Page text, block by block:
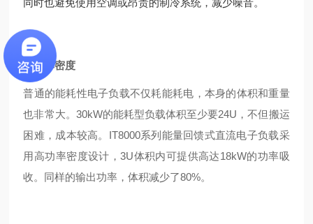
同时也避免使用空调或昂贵的制冷系统，减少噪音。
高功率密度
普通的能耗性电子负载不仅耗能耗电，本身的体积和重量
也非常大。30kW的能耗型负载体积至少要24U，不但搬运
困难，成本较高。IT8000系列能量回馈式直流电子负载采
用高功率密度设计，3U体积内可提供高达18kW的功率吸
收。同样的输出功率，体积减少了80%。